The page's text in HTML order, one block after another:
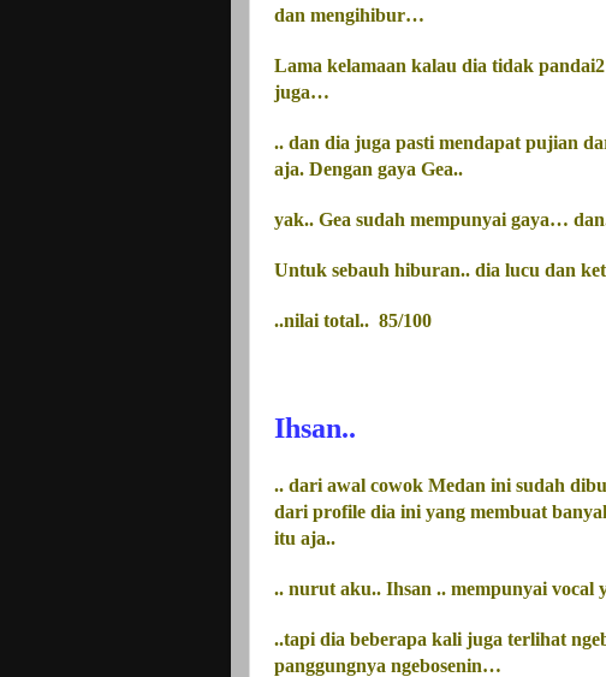
dan mengihibur…
Lama kelamaan kalau dia tidak
juga…
.. dan dia juga pasti mendapat pujian
aja. Dengan gaya Gea..
yak.. Gea sudah mempunyai gaya…
Untuk sebauh hiburan.. dia lucu dan
..nilai total.. 85/100
Ihsan..
.. dari awal cowok Medan ini sudah
dari profile dia ini yang membuat
itu aja..
.. nurut aku.. Ihsan .. mempunyai vocal
..tapi dia beberapa kali juga terlihat
panggungnya ngebosenin…